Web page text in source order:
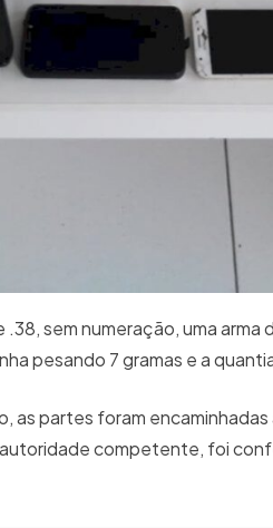
.38, sem numeração, uma
pesando 7 gramas e a
as partes foram
competente, foi